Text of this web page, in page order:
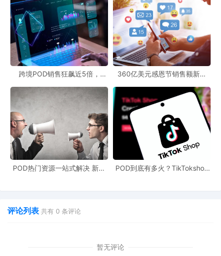
Vulcan依据以下法律提出诉讼请求：
《兰哈姆法》第43条——针对被告虚假陈述与商业诋毁
北卡罗来纳州诽谤法——追究其不实言论对商誉的损害
州不正当竞争法与普通法不正当竞争——指控其为实现商
诉讼请求包括
禁止视频继续传播
强制被告发布更正声明
赔偿实际损失（要求三倍赔偿）
Advanced Fitness Concepts是一家由退伍军人全资经营
跨境POD销售狂飙近5倍，
360亿美元感恩节销售额新纪
新风潮！
POD热门资源一站式解决 新手
POD到底有多火？TikTokshop
评论列表 共有 0 条评论
暂无评论